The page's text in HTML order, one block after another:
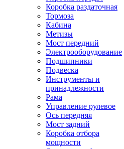
Коробка раздаточная
Тормоза
Кабина
Метизы
Мост передний
Электрооборудование
Подшипники
Подвеска
Инструменты и
принадлежности
Рама
Управление рулевое
Ось передняя
Мост задний
Коробка отбора
мощности